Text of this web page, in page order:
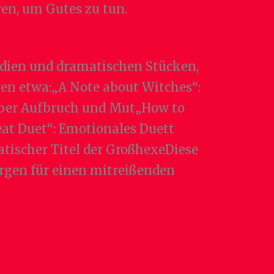
um Gutes zu tun.
und dramatischen Stücken,
etwa:„A Note about Witches“:
Aufbruch und Mut„How to
Duet“: Emotionales Duett
Titel der GroßhexeDiese
für einen mitreißenden